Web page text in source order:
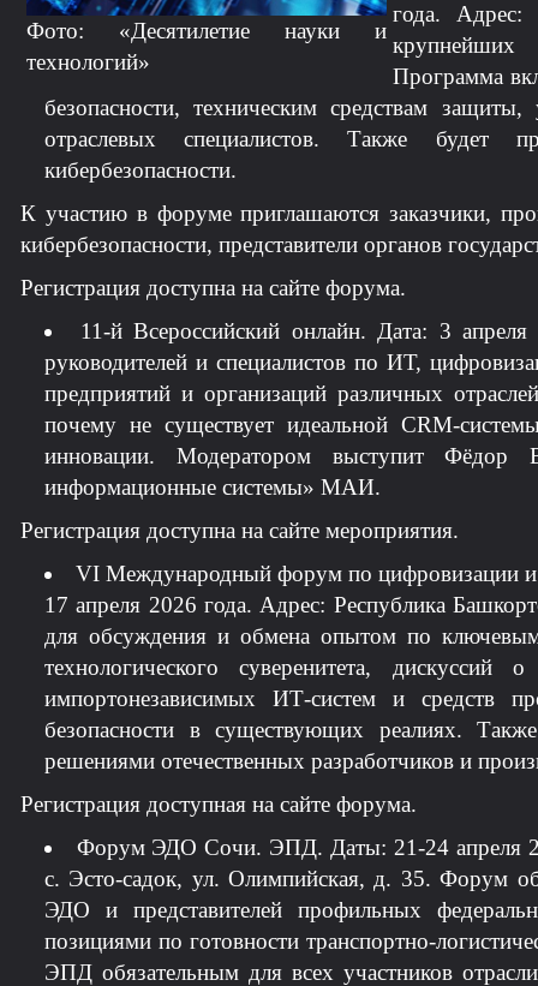
Фото: «Десятилетие науки и
технологий»
года.
Программа
безопасности, техническим средствам
отраслевых специалистов. Также будет
кибербезопасности.
К участию в форуме приглашаются заказчики,
кибербезопасности, представители органов
Регистрация доступна на сайте форума.
11-й Всероссийский онлайн. Дата: 3
руководителей и специалистов по ИТ,
предприятий и организаций различных
почему не существует идеальной CRM-
инновации. Модератором выступит Фёдор
информационные системы» МАИ.
Регистрация доступна на сайте мероприятия.
VI Международный форум по цифровизации и
17 апреля 2026 года. Адрес: Республика
для обсуждения и обмена опытом по
технологического суверенитета, дискуссий
импортонезависимых ИТ-систем и средств
безопасности в существующих реалиях.
решениями отечественных разработчиков и
Регистрация доступная на сайте форума.
Форум ЭДО Сочи. ЭПД. Даты: 21-24 апреля
с. Эсто-садок, ул. Олимпийская, д. 35. Форум
ЭДО и представителей профильных
позициями по готовности транспортно-
ЭПД обязательным для всех участников